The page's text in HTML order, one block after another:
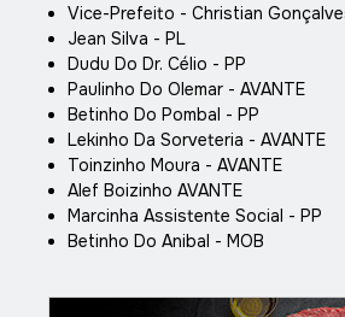
Vice-Prefeito - Christian
Jean Silva - PL
Dudu Do Dr. Célio - PP
Paulinho Do Olemar - AVANTE
Betinho Do Pombal - PP
Lekinho Da Sorveteria - AVANTE
Toinzinho Moura - AVANTE
Alef Boizinho AVANTE
Marcinha Assistente Social - PP
Betinho Do Anibal - MOB